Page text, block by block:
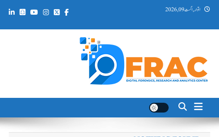
Skip اتوار, اگست 09, 2026
DFRAC_ORG